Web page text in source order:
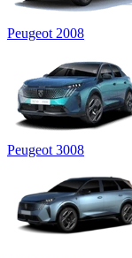
Peugeot 2008
Peugeot 3008